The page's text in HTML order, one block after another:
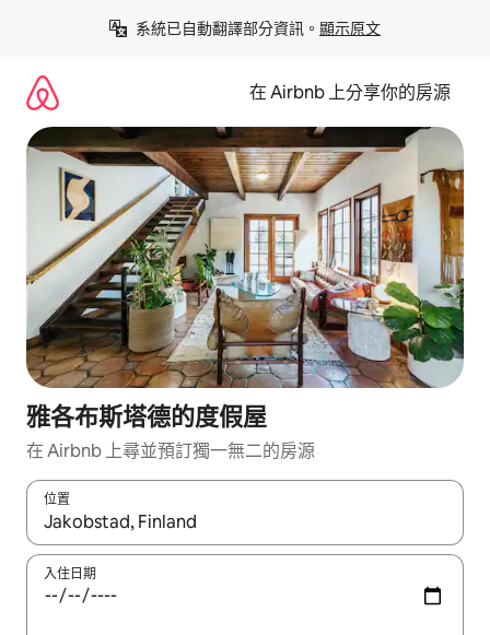
系統已自動翻譯部分資訊。 顯示原文
在 Airbnb 上分享你的房源
雅各布斯塔德的度假屋
在 Airbnb 上尋並預訂獨一無二的房源
位置
如有搜尋結果，瀏覽內容時請使用上下箭頭，或輕點、滑動裝置。
入住日期